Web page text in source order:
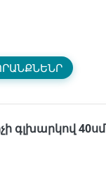
գլխարկով 40սմ